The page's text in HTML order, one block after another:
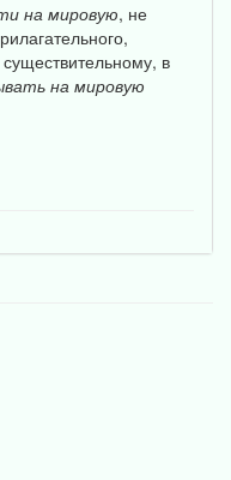
на мировую, не
в
на мировую